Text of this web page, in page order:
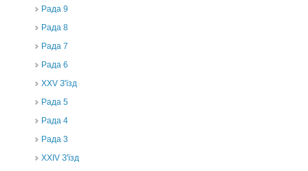
Рада 9
Рада 8
Рада 7
Рада 6
XXV З'їзд
Рада 5
Рада 4
Рада 3
ХХIV З'їзд